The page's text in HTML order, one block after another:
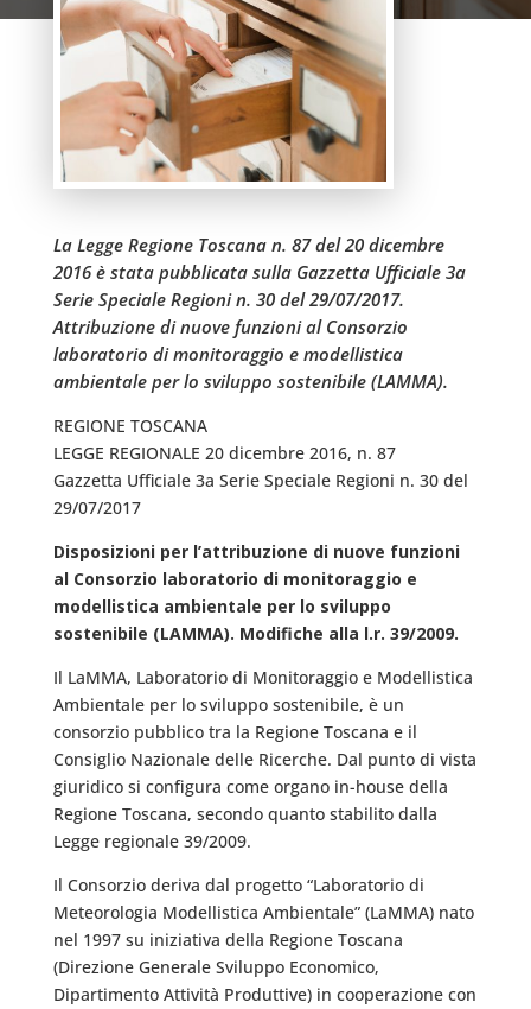
La Legge Regione Toscana n. 87 del 20 dicembre
2016 è stata pubblicata sulla Gazzetta Ufficiale 3a
Serie Speciale Regioni n. 30 del 29/07/2017.
Attribuzione di nuove funzioni al Consorzio
laboratorio di monitoraggio e modellistica
ambientale per lo sviluppo sostenibile (LAMMA).
REGIONE TOSCANA
LEGGE REGIONALE 20 dicembre 2016, n. 87
Gazzetta Ufficiale 3a Serie Speciale Regioni n. 30 del
29/07/2017
Disposizioni per l’attribuzione di nuove funzioni
al Consorzio laboratorio di monitoraggio e
modellistica ambientale per lo sviluppo
sostenibile (LAMMA). Modifiche alla l.r. 39/2009.
Il LaMMA, Laboratorio di Monitoraggio e Modellistica
Ambientale per lo sviluppo sostenibile, è un
consorzio pubblico tra la Regione Toscana e il
Consiglio Nazionale delle Ricerche. Dal punto di vista
giuridico si configura come organo in-house della
Regione Toscana, secondo quanto stabilito dalla
Legge regionale 39/2009.
Il Consorzio deriva dal progetto “Laboratorio di
Meteorologia Modellistica Ambientale” (LaMMA) nato
nel 1997 su iniziativa della Regione Toscana
(Direzione Generale Sviluppo Economico,
Dipartimento Attività Produttive) in cooperazione con